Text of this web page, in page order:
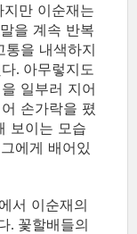
지만 이순재는
을 계속 반복
통을 내색하지
. 아무렇지도
일부러 지어
손가락을 폈
보이는 모습
에게 배어있
에서 이순재의
. 꽃할배들의